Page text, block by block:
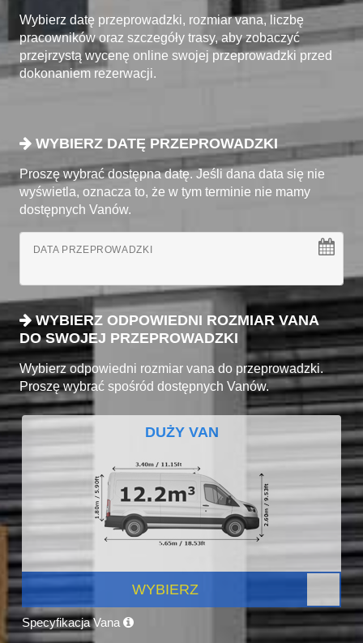
Wybierz datę przeprowadzki, rozmiar vana, liczbę
pracowników oraz szczegóły trasy, aby zobaczyć
przejrzystą wycenę online swojej przeprowadzki przed
dokonaniem rezerwacji.
WYBIERZ DATĘ PRZEPROWADZKI
Proszę wybrać dostępna datę. Jeśli dana data się nie
wyświetla, oznacza to, że w tym terminie nie mamy
dostępnych Vanów.
DATA PRZEPROWADZKI
WYBIERZ ODPOWIEDNI ROZMIAR VANA
DO SWOJEJ PRZEPROWADZKI
Wybierz odpowiedni rozmiar vana do przeprowadzki.
Proszę wybrać spośród dostępnych Vanów.
DUŻY VAN
WYBIERZ
Specyfikacja Vana